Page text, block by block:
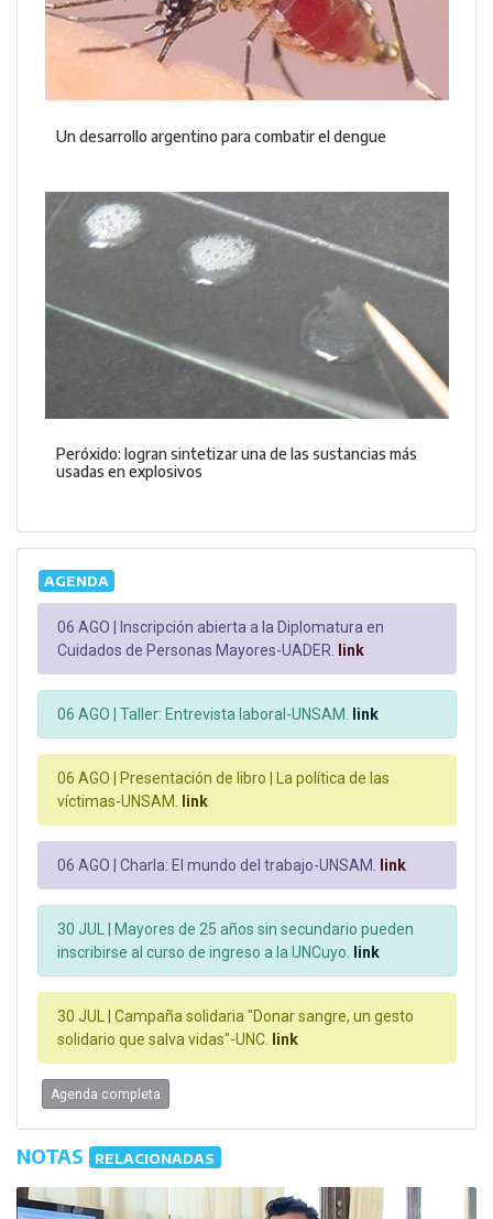
Un desarrollo argentino para combatir el dengue
Peróxido: logran sintetizar una de las sustancias más
usadas en explosivos
AGENDA
06 AGO | Inscripción abierta a la Diplomatura en
Cuidados de Personas Mayores-UADER. link
06 AGO | Taller: Entrevista laboral-UNSAM. link
06 AGO | Presentación de libro | La política de las
víctimas-UNSAM. link
06 AGO | Charla: El mundo del trabajo-UNSAM. link
30 JUL | Mayores de 25 años sin secundario pueden
inscribirse al curso de ingreso a la UNCuyo. link
30 JUL | Campaña solidaria "Donar sangre, un gesto
solidario que salva vidas"-UNC. link
Agenda completa
NOTAS RELACIONADAS